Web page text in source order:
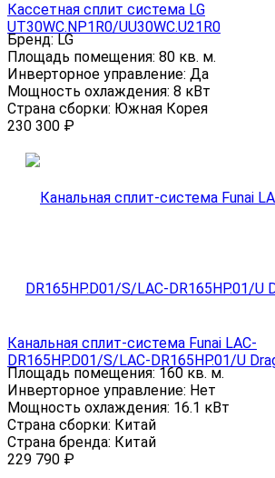
Кассетная сплит система LG
UT30WC.NP1R0/UU30WC.U21R0
Бренд: LG
Площадь помещения: 80 кв. м.
Инверторное управление: Да
Мощность охлаждения: 8 кВт
Страна сборки: Южная Корея
230 300 ₽
Канальная сплит-система Funai LAC-
DR165HP.D01/S/LAC-DR165HP.01/U
Площадь помещения: 160 кв. м.
Инверторное управление: Нет
Мощность охлаждения: 16.1 кВт
Страна сборки: Китай
Страна бренда: Китай
229 790 ₽